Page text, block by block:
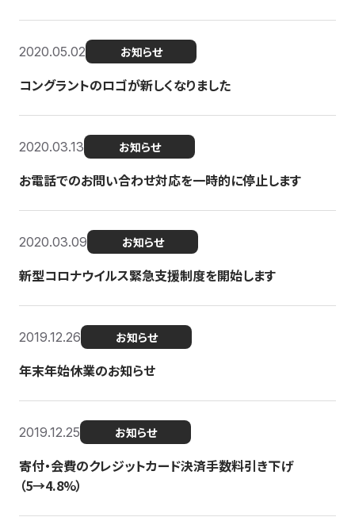
2020.05.02 お知らせ
コングラントのロゴが新しくなりました
2020.03.13 お知らせ
お電話でのお問い合わせ対応を一時的に停止します
2020.03.09 お知らせ
新型コロナウイルス緊急支援制度を開始します
2019.12.26 お知らせ
年末年始休業のお知らせ
2019.12.25 お知らせ
寄付・会費のクレジットカード決済手数料引き下げ
（5→4.8%）